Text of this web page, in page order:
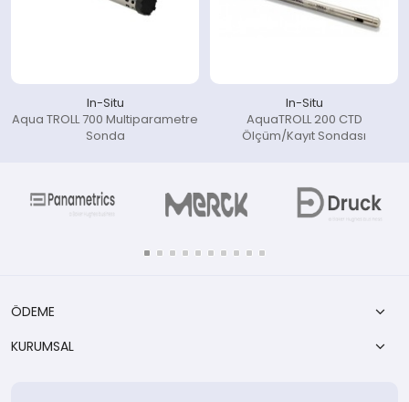
In-Situ
Aqua TROLL 700 Multiparametre
Sonda
In-Situ
AquaTROLL 200 CTD
Ölçüm/Kayıt Sondası
ÖDEME
KURUMSAL